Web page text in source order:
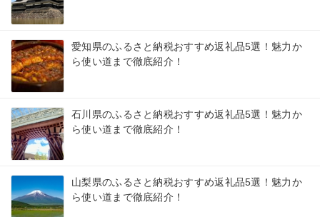
愛知県のふるさと納税おすすめ返礼品5選！魅力か
ら使い道まで徹底紹介！
石川県のふるさと納税おすすめ返礼品5選！魅力か
ら使い道まで徹底紹介！
山梨県のふるさと納税おすすめ返礼品5選！魅力か
ら使い道まで徹底紹介！